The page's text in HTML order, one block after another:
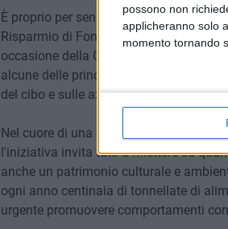
possono non
applicheranno solo
momento tornando
È proprio per sensibilizzare cittadini e
Risparmio di Fondazione Barilla:
occasione della Giornata nazionale di
alcune delle principali piazze italiane
del cibo e sulle azioni quotidiane che
Nel cuore di una città come Bari,
l'iniziativa invita tutti a riflettere su
anche un patrimonio culturale e
ogni anno centinaia di tonnellate di
urgente promuovere comportamenti